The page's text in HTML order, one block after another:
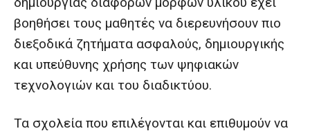
βοηθήσει τους μαθητές να διερευνήσουν πιο
διεξοδικά ζητήματα ασφαλούς, δημιουργικής
και υπεύθυνης χρήσης των ψηφιακών
τεχνολογιών και του διαδικτύου.
Τα σχολεία που επιλέγονται και επιθυμούν να